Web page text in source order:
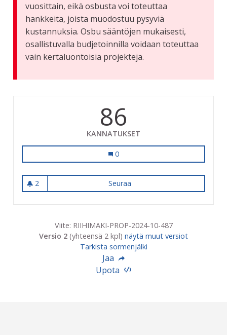
vuosittain, eikä osbusta voi toteuttaa
hankkeita, joista muodostuu pysyviä
kustannuksia. Osbu sääntöjen mukaisesti,
osallistuvalla budjetoinnilla voidaan toteuttaa
vain kertaluontoisia projekteja.
86
KANNATUKSET
Virallinen koirien uittopaikka
0
2
2 seuraajaa
Seuraa
Viite: RIIHIMAKI-PROP-2024-10-487
Versio 2 (yhteensä 2 kpl) näytä muut versiot
Tarkista sormenjälki
Jaa
Upota